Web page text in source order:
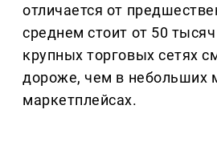
отличается от
среднем стоит от 50
крупных торговых сетях
дороже, чем в небольших
маркетплейсах.